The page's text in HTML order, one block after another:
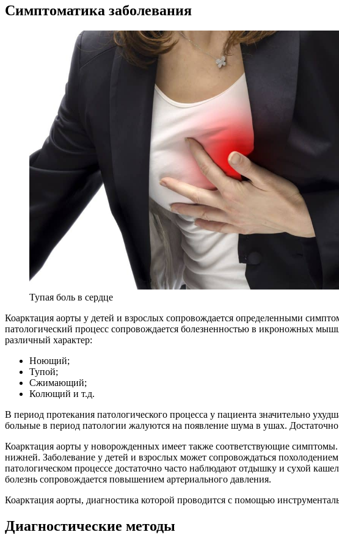
Симптоматика заболевания
Тупая боль в сердце
Коарктация аорты у детей и взрослых сопровождается определенными
патологический процесс сопровождается болезненностью в икроножных
различный характер:
Ноющий;
Тупой;
Сжимающий;
Колющий и т.д.
В период протекания патологического процесса у пациента значительно
больные в период патологии жалуются на появление шума в ушах.
Коарктация аорты у новорожденных имеет также соответствующие
нижней. Заболевание у детей и взрослых может сопровождаться
патологическом процессе достаточно часто наблюдают отдышку и сухой
болезнь сопровождается повышением артериального давления.
Коарктация аорты, диагностика которой проводится с помощью
Диагностические методы